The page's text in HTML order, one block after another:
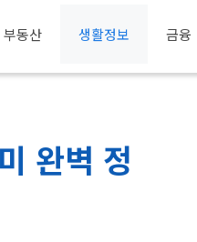
부동산 생활정보 금융
완벽 정